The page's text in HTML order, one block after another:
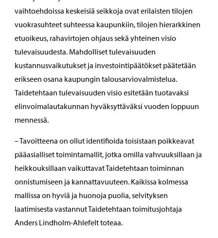
vaihtoehdoissa keskeisiä seikkoja ovat erilaisten tilojen
vuokrasuhteet suhteessa kaupunkiin, tilojen hierarkkinen
etuoikeus, rahavirtojen ohjaus sekä yhteinen visio
tulevaisuudesta. Mahdolliset tulevaisuuden
kustannusvaikutukset ja investointipäätökset päätetään
erikseen osana kaupungin talousarviovalmistelua.
Taidetehtaan tulevaisuuden visio esitetään tuotavaksi
elinvoimalautakunnan hyväksyttäväksi vuoden loppuun
mennessä.
– Tavoitteena on ollut identifioida toisistaan poikkeavat
pääasialliset toimintamallit, jotka omilla vahvuuksillaan ja
heikkouksillaan vaikuttavat Taidetehtaan toiminnan
onnistumiseen ja kannattavuuteen. Kaikissa kolmessa
mallissa on hyviä ja huonoja puolia, selvityksen
laatimisesta vastannut Taidetehtaan toimitusjohtaja
Anders Lindholm-Ahlefelt toteaa.